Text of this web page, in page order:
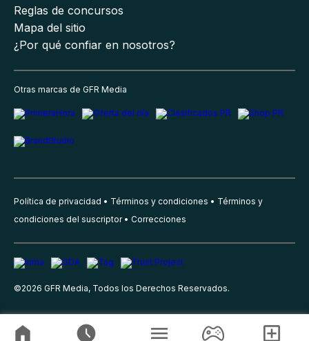
Reglas de concursos
Mapa del sitio
¿Por qué confiar en nosotros?
Otras marcas de GFR Media
Política de privacidad Términos y condiciones
Términos y
condiciones del suscriptor
Correcciones
©2026 GFR Media, Todos los Derechos Reservados.